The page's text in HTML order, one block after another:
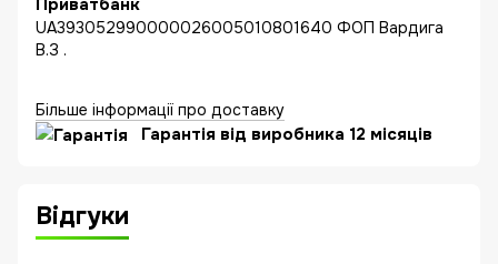
Приватбанк
UA393052990000026005010801640 ФОП Вардига
В.З .
Більше інформації про доставку
Гарантія від виробника 12 місяців
Відгуки